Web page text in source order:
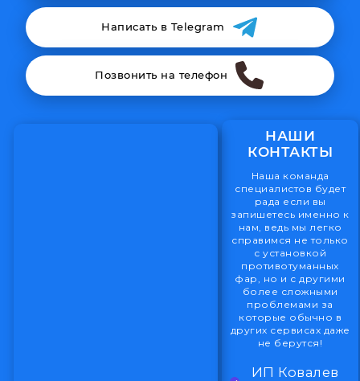
Написать в Telegram
Позвонить на телефон
НАШИ
КОНТАКТЫ
Наша команда
специалистов будет
рада если вы
запишетесь именно к
нам, ведь мы легко
справимся не только
с установкой
противотуманных
фар, но и с другими
более сложными
проблемами за
которые обычно в
других сервисах даже
не берутся!
ИП Ковалев